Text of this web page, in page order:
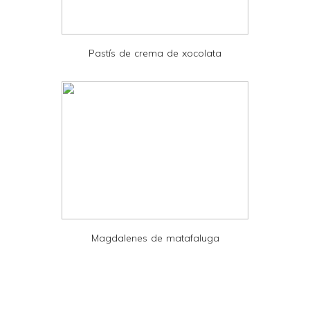
Pastís de crema de xocolata
Magdalenes de matafaluga